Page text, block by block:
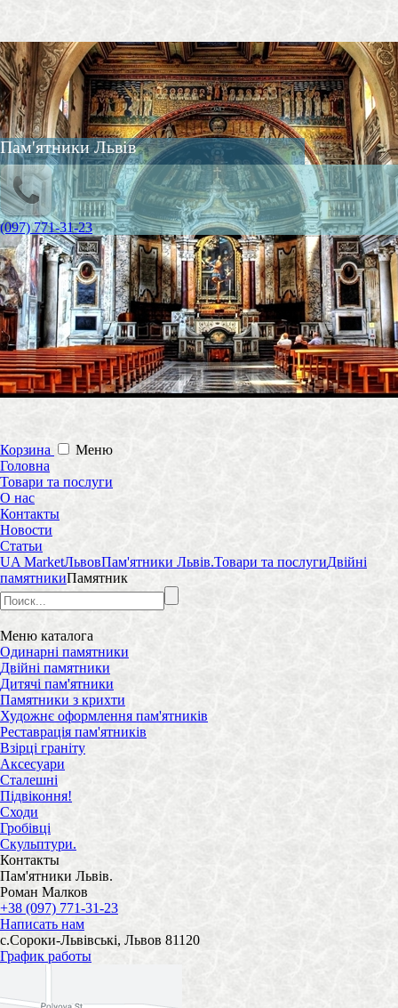
Пам'ятники Львів
(097) 771-31-23
Корзина
Меню
Головна
Товари та послуги
О нас
Контакты
Новости
Статьи
UA MarketЛьвовПам'ятники Львів.Товари та послугиДвійні
памятникиПамятник
Меню каталога
Одинарні памятники
Двійні памятники
Дитячі пам'ятники
Памятники з крихти
Художнє оформлення пам'ятників
Реставрація пам'ятників
Взірці граніту
Аксесуари
Сталешні
Підвіконня!
Сходи
Гробівці
Скульптури.
Контакты
Пам'ятники Львів.
Роман Малков
+38 (097) 771-31-23
Написать нам
с.Сороки-Львівські, Львов 81120
График работы